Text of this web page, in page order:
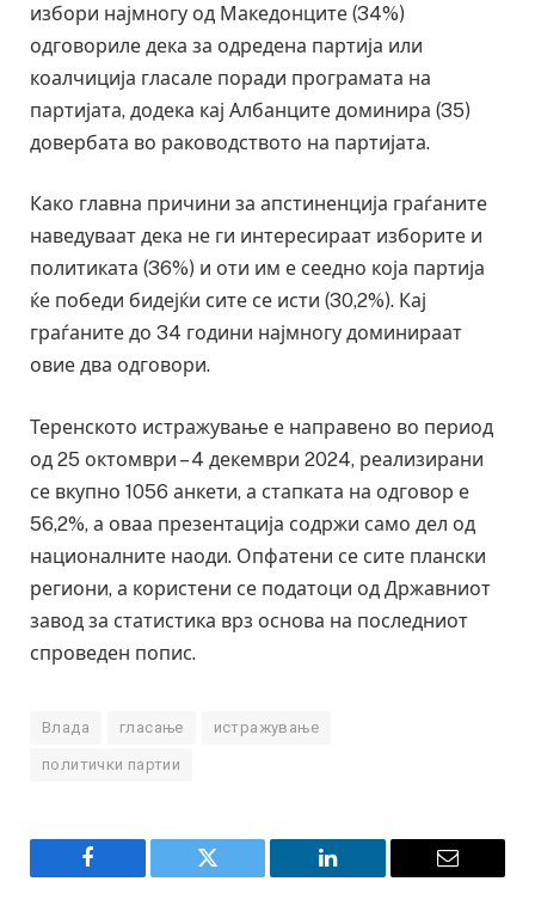
избори најмногу од Македонците (34%)
одговориле дека за одредена партија или
коалчиција гласале поради програмата на
партијата, додека кај Албанците доминира (35)
довербата во раководството на партијата.
Како главна причини за апстиненција граѓаните
наведуваат дека не ги интересираат изборите и
политиката (36%) и оти им е сеедно која партија
ќе победи бидејќи сите се исти (30,2%). Кај
граѓаните до 34 години најмногу доминираат
овие два одговори.
Теренското истражување е направено во период
од 25 октомври – 4 декември 2024, реализирани
се вкупно 1056 анкети, а стапката на одговор е
56,2%, а оваа презентација содржи само дел од
националните наоди. Опфатени се сите плански
региони, а користени се податоци од Државниот
завод за статистика врз основа на последниот
спроведен попис.
Влада гласање истражување
политички партии
Facebook Twitter LinkedIn Email